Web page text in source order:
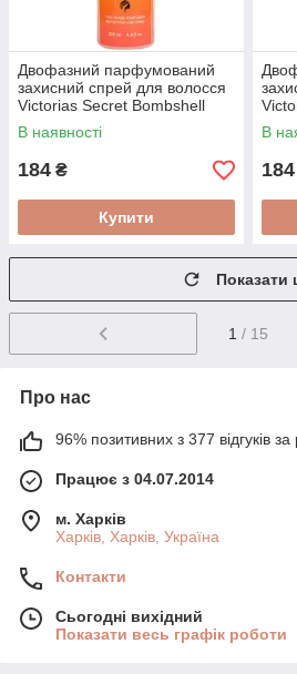
Двофазний парфумований
захисний спрей для волосся
Victorias Secret Bombshell
Sundrenched 200 мл
В наявності
184 ₴
Купити
Wild
В
184
Показати
1 / 15
Про нас
96% позитивних з 377 відгуків за
Працює з 04.07.2014
м. Харків
Харків, Харків, Україна
Контакти
Сьогодні вихідний
Показати весь графік роботи